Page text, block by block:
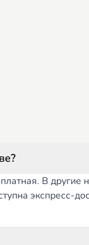
В другие
экспресс-